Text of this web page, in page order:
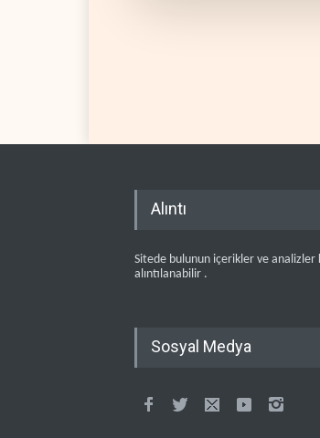
Alıntı
Sitede bulunun içerikler ve analizler
alıntılanabilir .
Sosyal Medya